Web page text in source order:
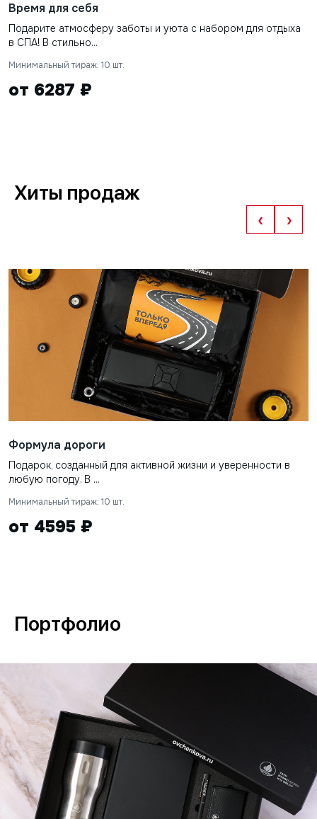
Время для себя
Подарите атмосферу заботы и уюта с набором для отдыха
в СПА! В стильно...
Минимальный тираж: 10 шт.
от 6287 ₽
Хиты продаж
‹ ›
Формула дороги
Подарок, созданный для активной жизни и уверенности в
любую погоду. В ...
Минимальный тираж: 10 шт.
от 4595 ₽
Портфолио